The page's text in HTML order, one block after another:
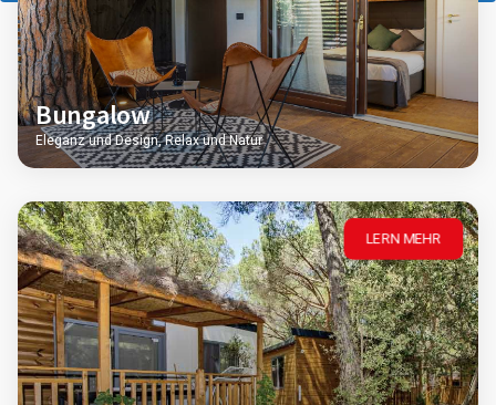
Bungalow
Eleganz und Design, Relax und Natur
LERN MEHR